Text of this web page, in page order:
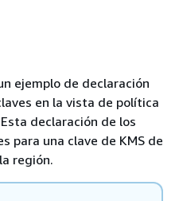
ejemplo de declaración
en la vista de política
declaración de los
para una clave de KMS de
región.